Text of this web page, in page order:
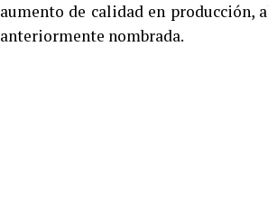
aumento de calidad en producción,
anteriormente nombrada.